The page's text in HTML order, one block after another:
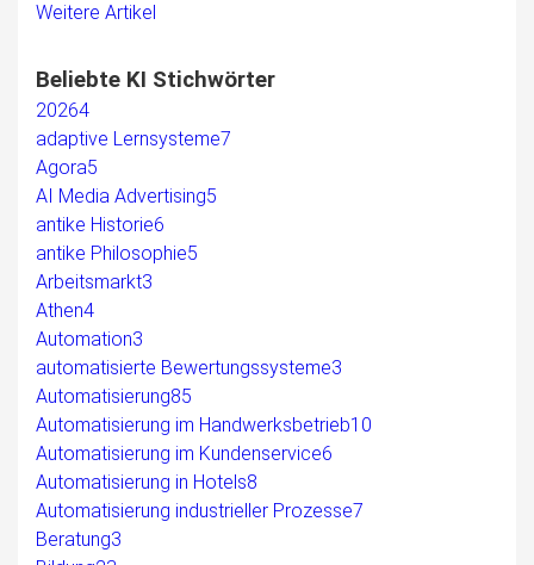
Weitere Artikel
Beliebte KI Stichwörter
20264
adaptive Lernsysteme7
Agora5
AI Media Advertising5
antike Historie6
antike Philosophie5
Arbeitsmarkt3
Athen4
Automation3
automatisierte Bewertungssysteme3
Automatisierung85
Automatisierung im Handwerksbetrieb10
Automatisierung im Kundenservice6
Automatisierung in Hotels8
Automatisierung industrieller Prozesse7
Beratung3